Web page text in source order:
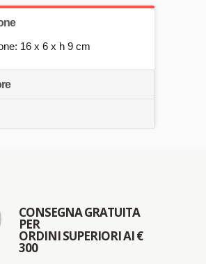
16 x 6 x h 9 cm
CONSEGNA GRATUITA
PER
ORDINI SUPERIORI AI €
300